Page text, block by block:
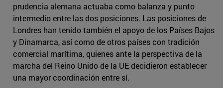
prudencia alemana actuaba como balanza y punto
intermedio entre las dos posiciones. Las posiciones de
Londres han tenido también el apoyo de los Países Bajos
y Dinamarca, así como de otros países con tradición
comercial marítima, quienes ante la perspectiva de la
marcha del Reino Unido de la UE decidieron establecer
una mayor coordinación entre sí.